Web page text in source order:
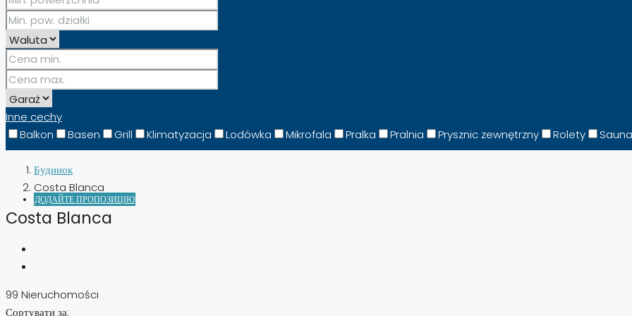
ДОДАЙТЕ ПРОПОЗИЦІЮ
Inne cechy
Balkon
Basen Grill Klimatyzacja Lodówka Mikrofala Pralka Pralnia Prysznic zewnętrzny Rolety Sauna
Будинок
Costa Blanca
Costa Blanca
99 Nieruchomości
Сортувати за: